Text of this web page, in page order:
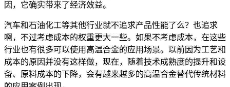
因，它确实带来了经济效益。
汽车和石油化工等其他行业就不追求产品性能了么？也追求
啊，不过考虑成本的权重更大一些。如果不考虑成本，在这些
行业也有很多可以使用高温合金的应用场景。以前因为工艺和
成本的原因并没有这样做，现在，随着技术成熟度的提升和设
备、原料成本的下降，会有越来越多的高温合金替代传统材料